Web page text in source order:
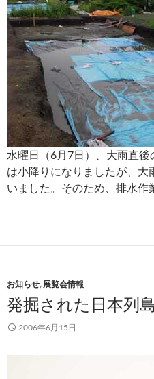
水曜日（6月7日）、大雨直
は小降りになりましたが、大
いました。そのため、排水作
お知らせ, 展覧会情報
発掘された日本列
2006年6月15日